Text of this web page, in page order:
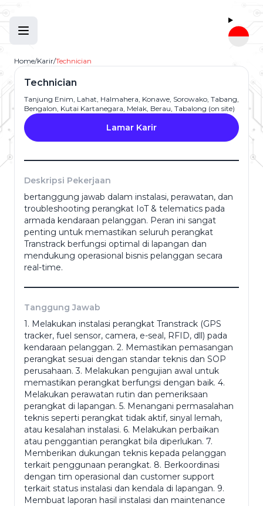
Home/Karir/Technician
Technician
Tanjung Enim, Lahat, Halmahera, Konawe, Sorowako, Tabang,
Bengalon, Kutai Kartanegara, Melak, Berau, Tabalong (on site)
Lamar Karir
Deskripsi Pekerjaan
bertanggung jawab dalam instalasi, perawatan, dan
troubleshooting perangkat IoT & telematics pada
armada kendaraan pelanggan. Peran ini sangat
penting untuk memastikan seluruh perangkat
Transtrack berfungsi optimal di lapangan dan
mendukung operasional bisnis pelanggan secara
real-time.
Tanggung Jawab
1. Melakukan instalasi perangkat Transtrack (GPS
tracker, fuel sensor, camera, e-seal, RFID, dll) pada
kendaraan pelanggan. 2. Memastikan pemasangan
perangkat sesuai dengan standar teknis dan SOP
perusahaan. 3. Melakukan pengujian awal untuk
memastikan perangkat berfungsi dengan baik. 4.
Melakukan perawatan rutin dan pemeriksaan
perangkat di lapangan. 5. Menangani permasalahan
teknis seperti perangkat tidak aktif, sinyal lemah,
atau kesalahan instalasi. 6. Melakukan perbaikan
atau penggantian perangkat bila diperlukan. 7.
Memberikan dukungan teknis kepada pelanggan
terkait penggunaan perangkat. 8. Berkoordinasi
dengan tim operasional dan customer support
terkait status instalasi dan kendala di lapangan. 9.
Membuat laporan hasil instalasi dan maintenance
Nama Lengkap*
Alamat Email*
Dokumen Pendukung
(portofolio, ktp, ijazah dll)
Alamat*
Jenis Kelamin*